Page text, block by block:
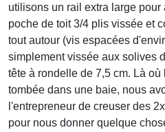
utilisons un rail extra large
poche de toit 3/4 plis vissée et
tout autour (vis espacées
simplement vissée aux solives
tête à rondelle de 7,5 cm. Là
tombée dans une baie, nous
l'entrepreneur de creuser des
pour nous donner quelque